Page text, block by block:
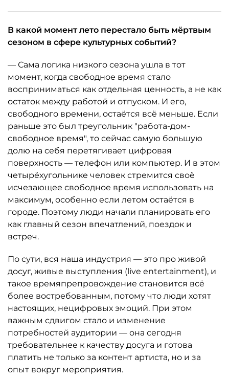
В какой момент лето перестало быть мёртвым
сезоном в сфере культурных событий?
— Сама логика низкого сезона ушла в тот
момент, когда свободное время стало
восприниматься как отдельная ценность, а не как
остаток между работой и отпуском. И его,
свободного времени, остаётся всё меньше. Если
раньше это был треугольник "работа-дом-
свободное время", то сейчас самую большую
долю на себя перетягивает цифровая
поверхность — телефон или компьютер. И в этом
четырёхугольнике человек стремится своё
исчезающее свободное время использовать на
максимум, особенно если летом остаётся в
городе. Поэтому люди начали планировать его
как главный сезон впечатлений, поездок и
встреч.
По сути, вся наша индустрия — это про живой
досуг, живые выступления (live entertainment), и
такое времяпрепровождение становится всё
более востребованным, потому что люди хотят
настоящих, нецифровых эмоций. При этом
важным сдвигом стало и изменение
потребностей аудитории — она сегодня
требовательнее к качеству досуга и готова
платить не только за контент артиста, но и за
опыт вокруг мероприятия.